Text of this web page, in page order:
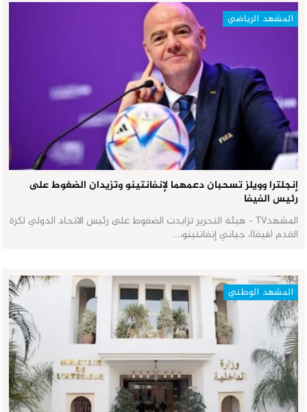
المشهد الرياضي
إنجلترا وويلز تسحبان دعمهما لإنفانتينو وتزيدان الضغوط على
رئيس الفيفا
المشهدTV - هيئة التحرير تزايدت الضغوط على رئيس الاتحاد الدولي لكرة
القدم (فيفا)، جياني إنفانتينو،…
المشهد الوطني